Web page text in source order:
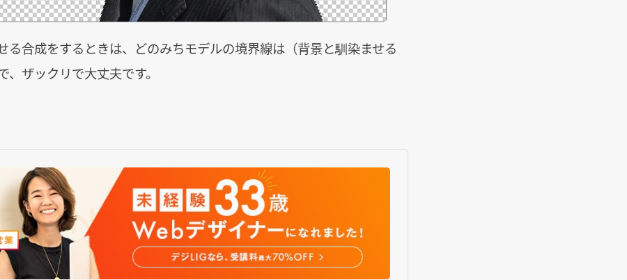
る合成をするときは、どのみちモデルの境界線は（背景と馴染ませる
、ザックリで大丈夫です。